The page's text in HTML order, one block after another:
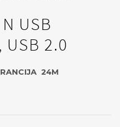
USB
2.0
24M